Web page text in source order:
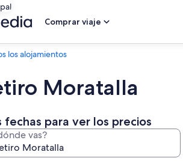
Comprar viaje
los alojamientos
Moratalla
fechas para ver los precios
vas?